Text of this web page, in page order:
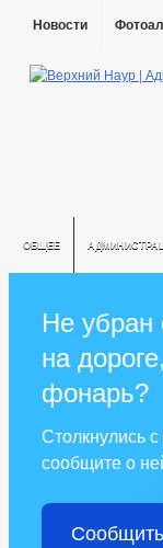
Новости
ОБЩЕЕ
Не убран
на
фонарь?
Столкнулись
сообщите о